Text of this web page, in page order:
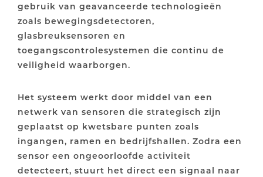
gebruik van geavanceerde technologieën
zoals bewegingsdetectoren,
glasbreuksensoren en
toegangscontrolesystemen die continu de
veiligheid waarborgen.
Het systeem werkt door middel van een
netwerk van sensoren die strategisch zijn
geplaatst op kwetsbare punten zoals
ingangen, ramen en bedrijfshallen. Zodra een
sensor een ongeoorloofde activiteit
detecteert, stuurt het direct een signaal naar